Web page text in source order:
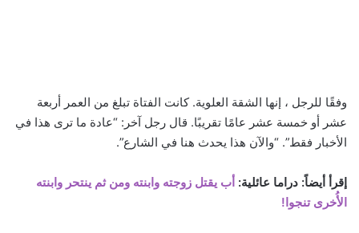
وفقًا للرجل ، إنها الشقة العلوية. كانت الفتاة تبلغ من العمر أربعة
عشر أو خمسة عشر عامًا تقريبًا. قال رجل آخر: “عادة ما ترى هذا في
الأخبار فقط”. “والآن هذا يحدث هنا في الشارع”.
إقرأ أيضاً: دراما عائلية: أب يقتل زوجته وابنته ومن ثم ينتحر وابنته
الأُخرى تنجوا!